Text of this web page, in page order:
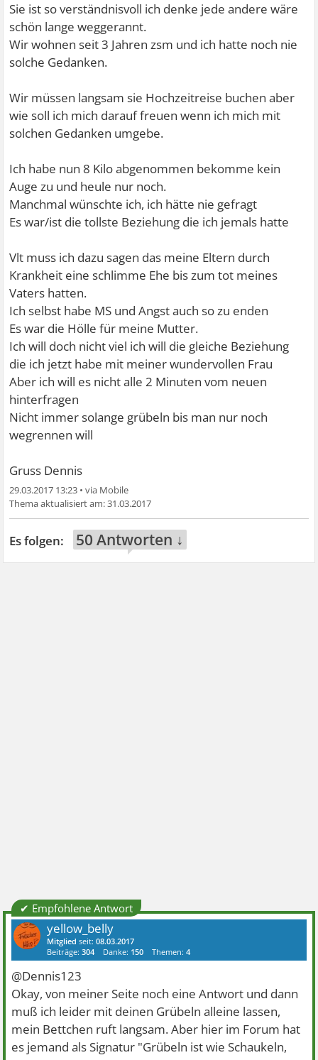
Sie ist so verständnisvoll ich denke jede andere wäre
schön lange weggerannt.
Wir wohnen seit 3 Jahren zsm und ich hatte noch nie
solche Gedanken.
Wir müssen langsam sie Hochzeitreise buchen aber
wie soll ich mich darauf freuen wenn ich mich mit
solchen Gedanken umgebe.
Ich habe nun 8 Kilo abgenommen bekomme kein
Auge zu und heule nur noch.
Manchmal wünschte ich, ich hätte nie gefragt
Es war/ist die tollste Beziehung die ich jemals hatte
Vlt muss ich dazu sagen das meine Eltern durch
Krankheit eine schlimme Ehe bis zum tot meines
Vaters hatten.
Ich selbst habe MS und Angst auch so zu enden
Es war die Hölle für meine Mutter.
Ich will doch nicht viel ich will die gleiche Beziehung
die ich jetzt habe mit meiner wundervollen Frau
Aber ich will es nicht alle 2 Minuten vom neuen
hinterfragen
Nicht immer solange grübeln bis man nur noch
wegrennen will
Gruss Dennis
29.03.2017 13:23 •
31.03.2017
50 Antworten ↓
✔ Empfohlene Antwort
yellow_belly
Mitglied seit:08.03.2017
Beiträge:304 Danke: 150 Themen:4
@Dennis123
Okay, von meiner Seite noch eine Antwort und dann
muß ich leider mit deinen Grübeln alleine lassen,
mein Bettchen ruft langsam. Aber hier im Forum hat
es jemand als Signatur "Grübeln ist wie Schaukeln,